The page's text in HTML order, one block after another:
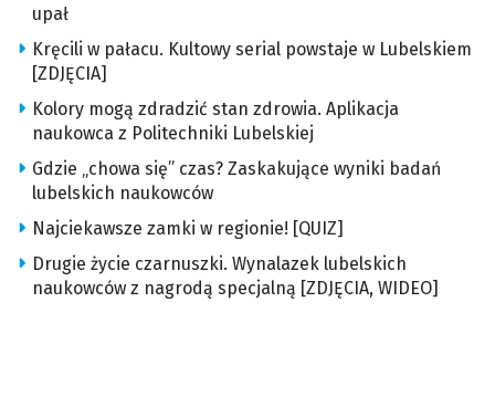
upał
Kręcili w pałacu. Kultowy serial powstaje w Lubelskiem
[ZDJĘCIA]
Kolory mogą zdradzić stan zdrowia. Aplikacja
naukowca z Politechniki Lubelskiej
Gdzie „chowa się” czas? Zaskakujące wyniki badań
lubelskich naukowców
Najciekawsze zamki w regionie! [QUIZ]
Drugie życie czarnuszki. Wynalazek lubelskich
naukowców z nagrodą specjalną [ZDJĘCIA, WIDEO]